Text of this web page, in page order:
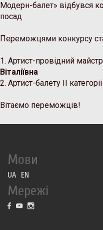
Модерн-балет» відбувся
посад
Переможцями конкурсу
1. Артист-провідний
Віталіївна
2. Артист-балету ІІ категорії
Вітаємо переможців!
Мови
UA EN
Мережі